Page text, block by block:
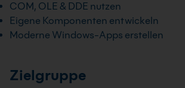
COM, OLE & DDE nutzen
Eigene Komponenten entwickeln
Moderne Windows-Apps erstellen
Zielgruppe